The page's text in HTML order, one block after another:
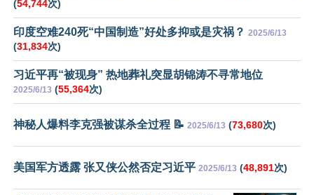
(54,744次)
印度空难240死“中国制造”好处多抑或是灾祸？ 2025/6/13
(31,834次)
习近平再“被现身” 热地葬礼突显胡锦涛不寻常地位
2025/6/13 (55,364次)
神秘人爆料李克强被谋杀全过程 📝 2025/6/13 (73,680次)
美国军方透露 张又侠公然否定习近平 2025/6/13 (48,891次)